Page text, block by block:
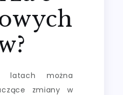
latach można
zmiany w